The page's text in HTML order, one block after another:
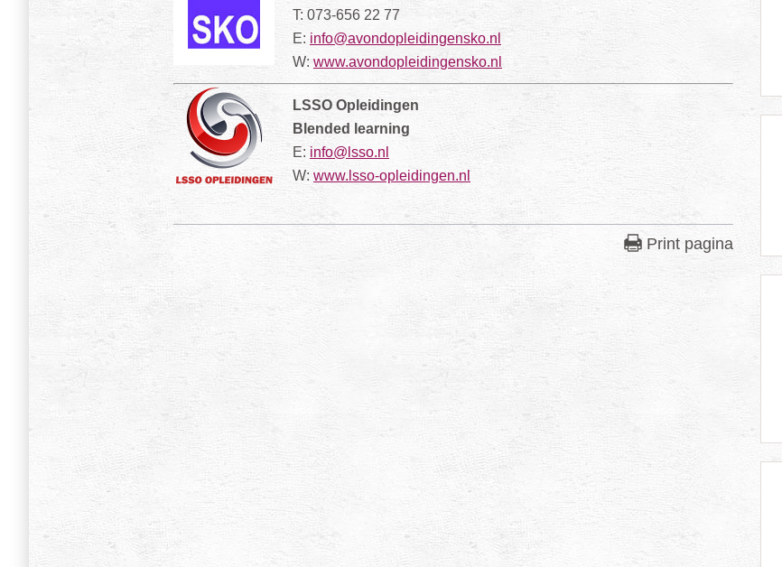
T: 073-656 22 77
E: info@avondopleidingensko.nl
W: www.avondopleidingensko.nl
LSSO Opleidingen
Blended learning
E: info@lsso.nl
W: www.lsso-opleidingen.nl
Print pagina